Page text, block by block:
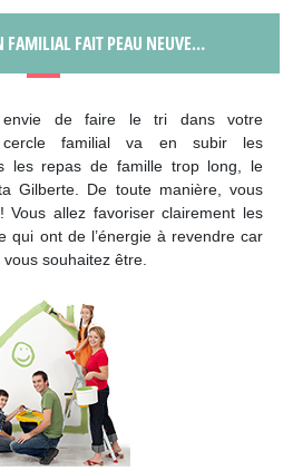
FAMILIAL FAIT PEAU NEUVE…
envie de faire le tri dans votre
familial va en subir les
les repas de famille trop long, le
Gilberte. De toute manière, vous
Vous allez favoriser clairement les
qui ont de l’énergie à revendre car
souhaitez être.